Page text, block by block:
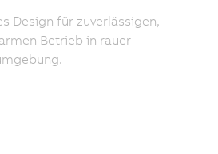
Design für zuverlässigen,
Betrieb in rauer